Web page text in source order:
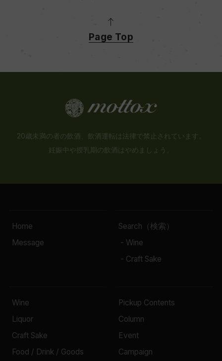
Page Top
20歳未満の者の飲酒、飲酒運転は法律で禁止されています。
妊娠中や授乳期の飲酒はやめましょう。
Home
Message
Search（検索）
- Wine
- Craft Sake
Wine
Liquor
Craft Sake
Food / Drink / Goods
Pickup Contents
Column
Event
Campaign